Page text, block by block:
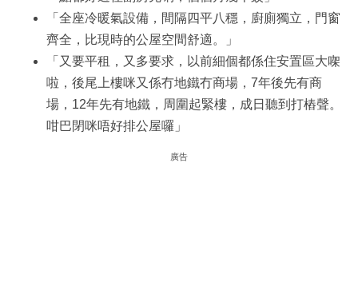
「全座冷暖氣設備，間隔四平八穩，廚廁獨立，門窗
齊全，比現時的公屋空間舒適。」
「又要平租，又多要求，以前細個都係住安置區大㗎
啦，後尾上樓咪又係冇地鐵冇商場，7年後先有商
場，12年先有地鐵，周圍起緊樓，成日聽到打樁聲。
咁巴閉咪唔好排公屋囉」
廣告